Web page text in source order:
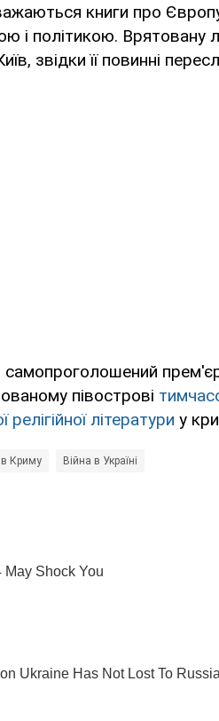
книги про
і політикою. Врятовану
звідки її повинні
півострові
літератури у
Криму Війна в Україні